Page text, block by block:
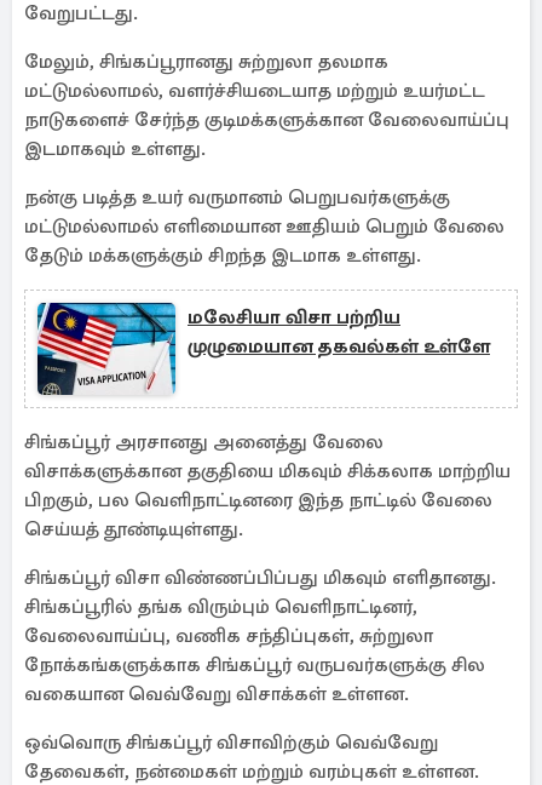
வேறுபட்டது.
மேலும், சிங்கப்பூரானது சுற்றுலா தலமாக
மட்டுமல்லாமல், வளர்ச்சியடையாத மற்றும் உயர்மட்ட
நாடுகளைச் சேர்ந்த குடிமக்களுக்கான வேலைவாய்ப்பு
இடமாகவும் உள்ளது.
நன்கு படித்த உயர் வருமானம் பெறுபவர்களுக்கு
மட்டுமல்லாமல் எளிமையான ஊதியம் பெறும் வேலை
தேடும் மக்களுக்கும் சிறந்த இடமாக உள்ளது.
மலேசியா விசா பற்றிய
முழுமையான தகவல்கள் உள்ளே
சிங்கப்பூர் அரசானது அனைத்து வேலை
விசாக்களுக்கான தகுதியை மிகவும் சிக்கலாக மாற்றிய
பிறகும், பல வெளிநாட்டினரை இந்த நாட்டில் வேலை
செய்யத் தூண்டியுள்ளது.
சிங்கப்பூர் விசா விண்ணப்பிப்பது மிகவும் எளிதானது.
சிங்கப்பூரில் தங்க விரும்பும் வெளிநாட்டினர்,
வேலைவாய்ப்பு, வணிக சந்திப்புகள், சுற்றுலா
நோக்கங்களுக்காக சிங்கப்பூர் வருபவர்களுக்கு சில
வகையான வெவ்வேறு விசாக்கள் உள்ளன.
ஒவ்வொரு சிங்கப்பூர் விசாவிற்கும் வெவ்வேறு
தேவைகள், நன்மைகள் மற்றும் வரம்புகள் உள்ளன.